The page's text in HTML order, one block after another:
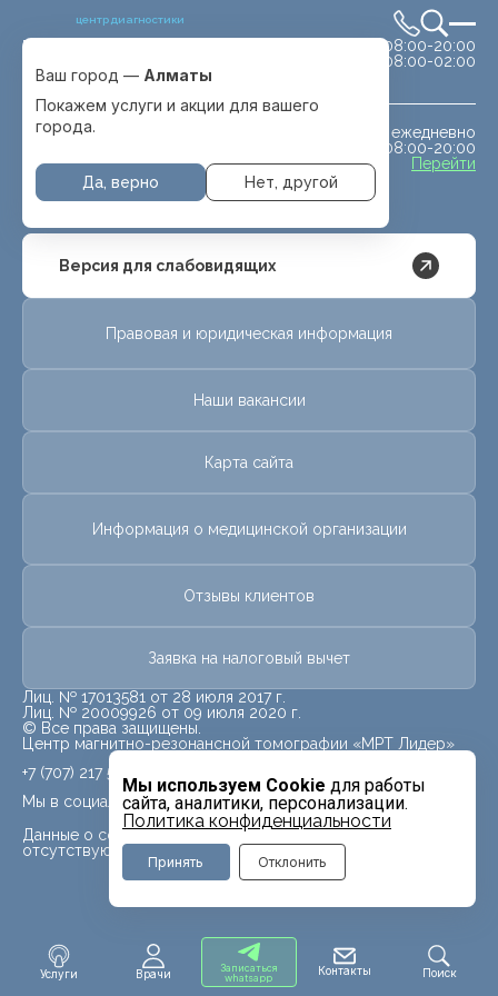
центр диагностики
Выбрать город
с. Отеген батыра
сб-вс 08:00-20:00
08:00-02:00
ежедневно
08:00-20:00
Перейти
Ваш город — Алматы
Покажем услуги и акции для вашего
города.
Да, верно Нет, другой
Услуги Врачи
Записаться
whatsapp
Контакты Поиск
Мы используем Cookie для работы
сайта, аналитики, персонализации.
Политика конфиденциальности
Принять Отклонить
Версия для слабовидящих
Правовая и юридическая информация
Наши вакансии
Карта сайта
Информация о медицинской организации
Отзывы клиентов
Заявка на налоговый вычет
Лиц. № 17013581 от 28 июля 2017 г.
Лиц. № 20009926 от 09 июля 2020 г.
© Все права защищены.
Центр магнитно-резонансной томографии «МРТ Лидер»
Мы в социальных сетях
Данные о социальных сетях для данного филиала
отсутствуют
+7 (707) 217 5840